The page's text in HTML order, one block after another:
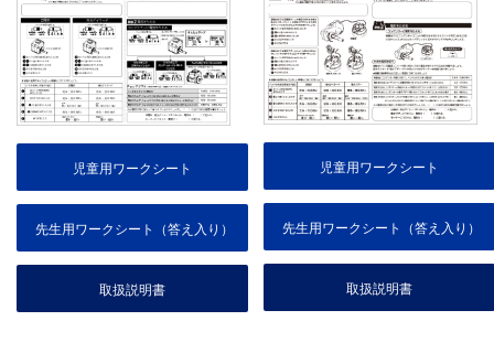
児童用ワークシート
先生用ワークシート（答え入り）
取扱説明書
児童用ワークシート
先生用ワークシート（答え入り）
取扱説明書